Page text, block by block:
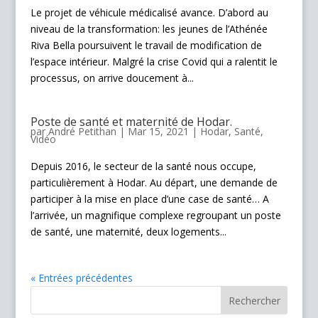
Le projet de véhicule médicalisé avance. D’abord au
niveau de la transformation: les jeunes de l’Athénée
Riva Bella poursuivent le travail de modification de
l’espace intérieur. Malgré la crise Covid qui a ralentit le
processus, on arrive doucement à...
Poste de santé et maternité de Hodar.
par André Petithan | Mar 15, 2021 | Hodar, Santé,
Vidéo
Depuis 2016, le secteur de la santé nous occupe,
particulièrement à Hodar. Au départ, une demande de
participer à la mise en place d’une case de santé… A
l’arrivée, un magnifique complexe regroupant un poste
de santé, une maternité, deux logements...
« Entrées précédentes